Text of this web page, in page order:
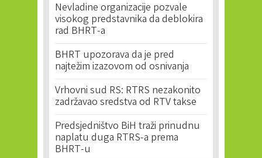
Nevladine organizacije pozvale
visokog predstavnika da deblokira
rad BHRT-a
BHRT upozorava da je pred
najtežim izazovom od osnivanja
Vrhovni sud RS: RTRS nezakonito
zadržavao sredstva od RTV takse
Predsjedništvo BiH traži prinudnu
naplatu duga RTRS-a prema
BHRT-u